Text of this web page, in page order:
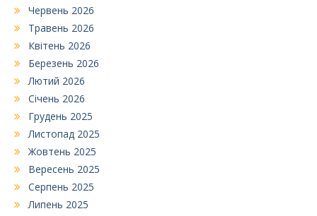
Червень 2026
Травень 2026
Квітень 2026
Березень 2026
Лютий 2026
Січень 2026
Грудень 2025
Листопад 2025
Жовтень 2025
Вересень 2025
Серпень 2025
Липень 2025